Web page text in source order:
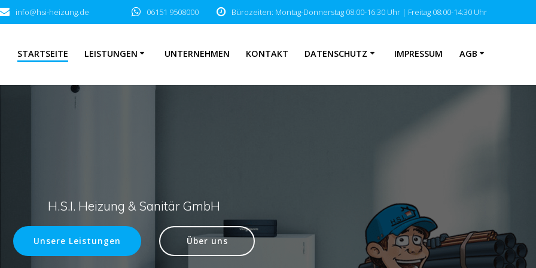
info@hsi-heizung.de 06151 9508000 Bürozeiten: Montag-Donnerstag 08:00-16:30 Uhr | Freitag 08:00-14:30 Uhr
STARTSEITE LEISTUNGEN UNTERNEHMEN KONTAKT DATENSCHUTZ IMPRESSUM AGB
H.S.I. Heizung & Sanitär GmbH
Unsere Leistungen Über uns